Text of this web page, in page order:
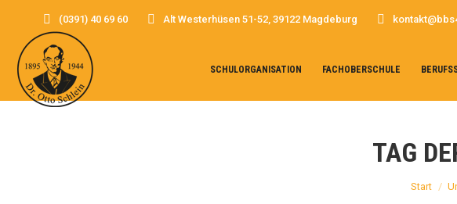
(0391) 40 69 60 Alt Westerhüsen 51-52, 39122 Magdeburg
SCHULORGANISATION FACHOBERSCHULE
TAG
Sie
Start